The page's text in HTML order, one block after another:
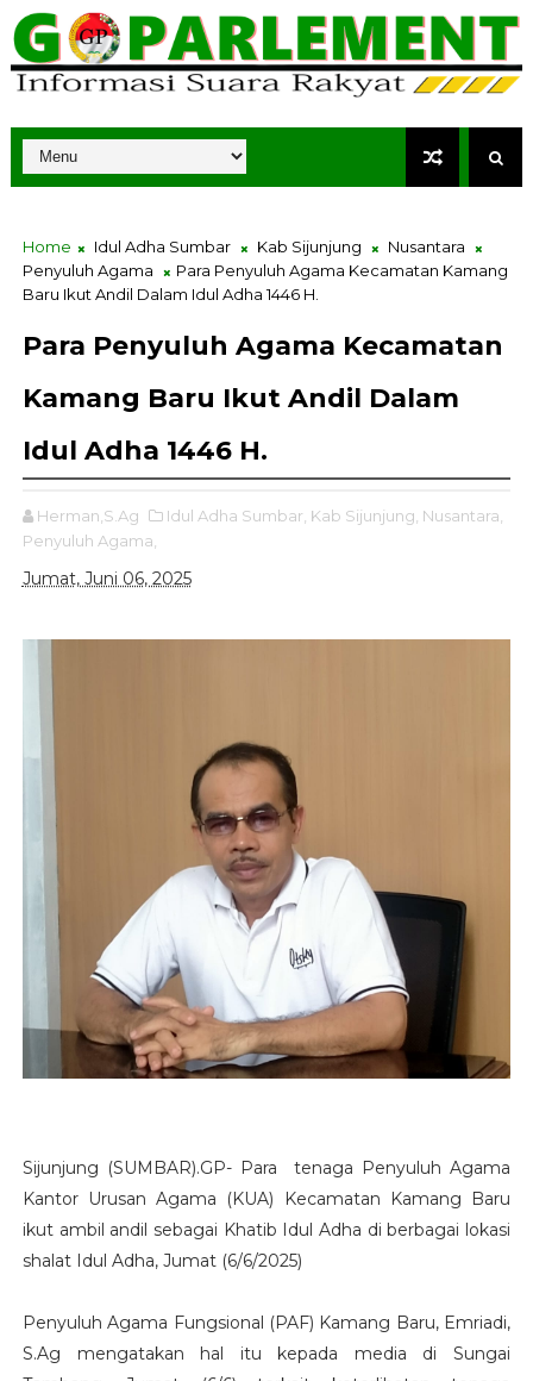
Home Idul Adha Sumbar Kab Sijunjung
Nusantara
Penyuluh Agama
Para Penyuluh Agama Kecamatan Kamang
Baru Ikut Andil Dalam Idul Adha 1446 H.
Para Penyuluh Agama Kecamatan
Kamang Baru Ikut Andil Dalam
Idul Adha 1446 H.
Herman,S.Ag Idul Adha Sumbar, Kab Sijunjung, Nusantara,
Penyuluh Agama,
Jumat, Juni 06, 2025
Sijunjung (SUMBAR).GP- Para tenaga Penyuluh Agama
Kantor Urusan Agama (KUA) Kecamatan Kamang Baru
ikut ambil andil sebagai Khatib Idul Adha di berbagai lokasi
shalat Idul Adha, Jumat (6/6/2025)
Penyuluh Agama Fungsional (PAF) Kamang Baru, Emriadi,
S.Ag mengatakan hal itu kepada media di Sungai